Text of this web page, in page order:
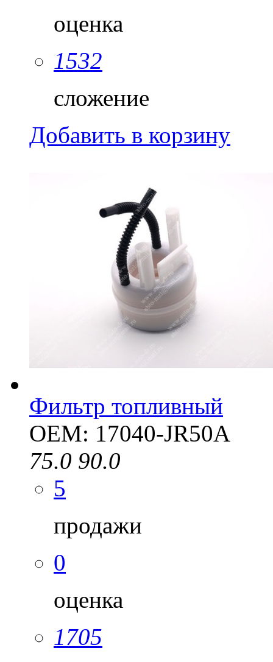
оценка
1532
сложение
Добавить в корзину
Фильтр топливный
OEM: 17040-JR50A
75.0 90.0
5
продажи
0
оценка
1705